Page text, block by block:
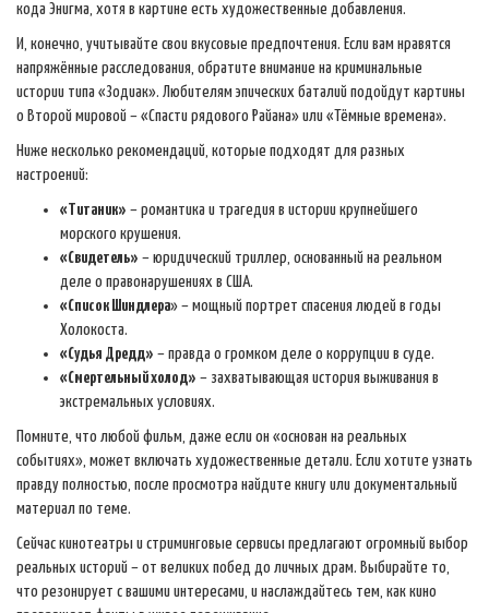
кода Энигма, хотя в картине есть художественные добавления.
И, конечно, учитывайте свои вкусовые предпочтения. Если вам нравятся
напряжённые расследования, обратите внимание на криминальные
истории типа «Зодиак». Любителям эпических баталий подойдут картины
о Второй мировой – «Спасти рядового Райана» или «Тёмные времена».
Ниже несколько рекомендаций, которые подходят для разных
настроений:
«Титаник» – романтика и трагедия в истории крупнейшего
морского крушения.
«Свидетель» – юридический триллер, основанный на реальном
деле о правонарушениях в США.
«Список Шиндлера» – мощный портрет спасения людей в годы
Холокоста.
«Судья Дредд» – правда о громком деле о коррупции в суде.
«Смертельный холод» – захватывающая история выживания в
экстремальных условиях.
Помните, что любой фильм, даже если он «основан на реальных
событиях», может включать художественные детали. Если хотите узнать
правду полностью, после просмотра найдите книгу или документальный
материал по теме.
Сейчас кинотеатры и стриминговые сервисы предлагают огромный выбор
реальных историй – от великих побед до личных драм. Выбирайте то,
что резонирует с вашими интересами, и наслаждайтесь тем, как кино